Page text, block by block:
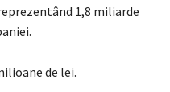
1,8 miliarde
de lei.